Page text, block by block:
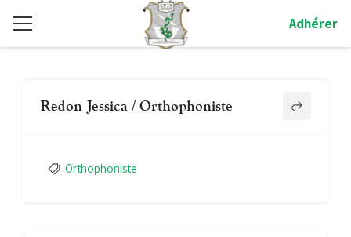
Adhérer
Redon Jessica / Orthophoniste
Orthophoniste